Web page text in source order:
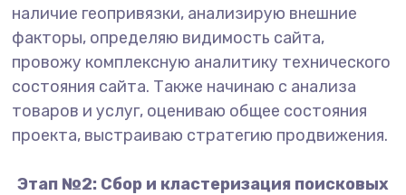
наличие геопривязки, анализирую внешние
факторы, определяю видимость сайта,
провожу комплексную аналитику технического
состояния сайта. Также начинаю с анализа
товаров и услуг, оцениваю общее состояния
проекта, выстраиваю стратегию продвижения.
Этап №2: Сбор и кластеризация поисковых